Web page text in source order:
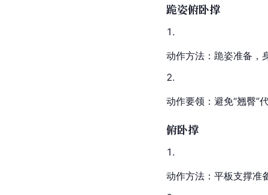
跪姿俯卧撑
动作方法：跪姿准备，
动作要领：避免“翘臀”
俯卧撑
动作方法：平板支撑准